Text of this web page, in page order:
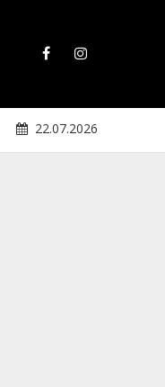
22.07.2026